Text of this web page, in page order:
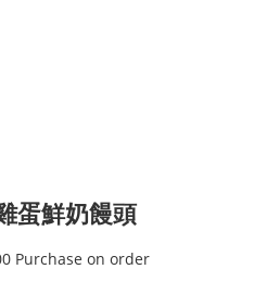
蛋鮮奶饅頭
Purchase on order